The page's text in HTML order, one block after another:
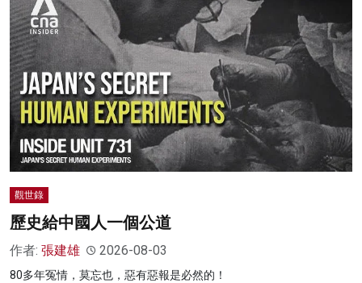
觀世錄
歷史給中國人一個公道
作者: 張建雄 2026-08-03
80多年冤情，莫忘也，惡有惡報是必然的！